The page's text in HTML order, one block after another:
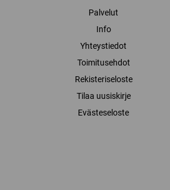
Palvelut
Info
Yhteystiedot
Toimitusehdot
Rekisteriseloste
Tilaa uusiskirje
Evästeseloste